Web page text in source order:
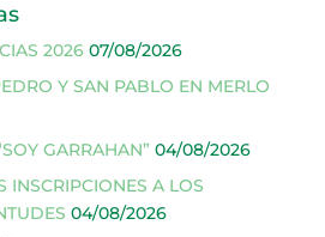
2026 07/08/2026
Y SAN PABLO EN MERLO
GARRAHAN” 04/08/2026
INSCRIPCIONES A LOS
04/08/2026